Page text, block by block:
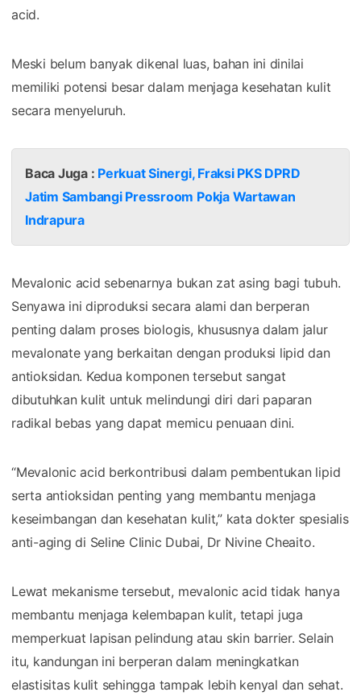
acid.
Meski belum banyak dikenal luas, bahan ini dinilai
memiliki potensi besar dalam menjaga kesehatan kulit
secara menyeluruh.
Baca Juga : Perkuat Sinergi, Fraksi PKS DPRD
Jatim Sambangi Pressroom Pokja Wartawan
Indrapura
Mevalonic acid sebenarnya bukan zat asing bagi tubuh.
Senyawa ini diproduksi secara alami dan berperan
penting dalam proses biologis, khususnya dalam jalur
mevalonate yang berkaitan dengan produksi lipid dan
antioksidan. Kedua komponen tersebut sangat
dibutuhkan kulit untuk melindungi diri dari paparan
radikal bebas yang dapat memicu penuaan dini.
“Mevalonic acid berkontribusi dalam pembentukan lipid
serta antioksidan penting yang membantu menjaga
keseimbangan dan kesehatan kulit,” kata dokter spesialis
anti-aging di Seline Clinic Dubai, Dr Nivine Cheaito.
Lewat mekanisme tersebut, mevalonic acid tidak hanya
membantu menjaga kelembapan kulit, tetapi juga
memperkuat lapisan pelindung atau skin barrier. Selain
itu, kandungan ini berperan dalam meningkatkan
elastisitas kulit sehingga tampak lebih kenyal dan sehat.